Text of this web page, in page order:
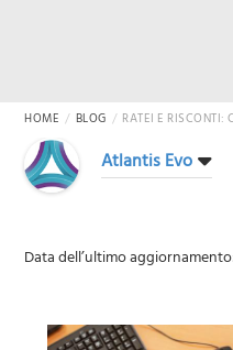
HOME BLOG RATEI E RISCONTI:
Atlantis Evo
Data dell’ultimo